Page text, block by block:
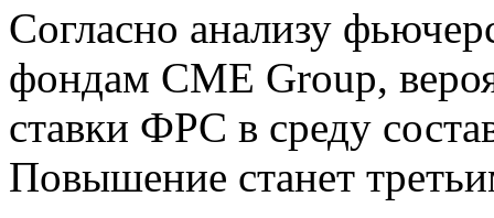
Согласно анализу
фондам CME Group,
ставки ФРС в среду
Повышение станет